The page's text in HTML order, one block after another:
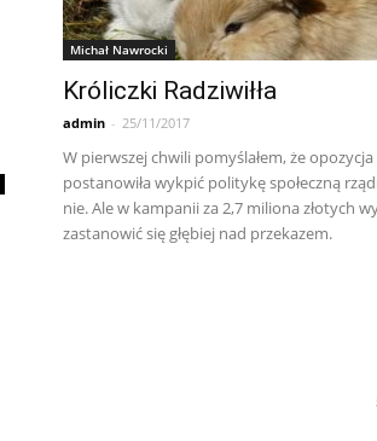
Michał Nawrocki
Króliczki Radziwiłła
admin - 25/11/2017
W pierwszej chwili pomyślałem, że
postanowiła wykpić politykę społeczną
nie. Ale w kampanii za 2,7 miliona złotych
zastanowić się głębiej nad przekazem.